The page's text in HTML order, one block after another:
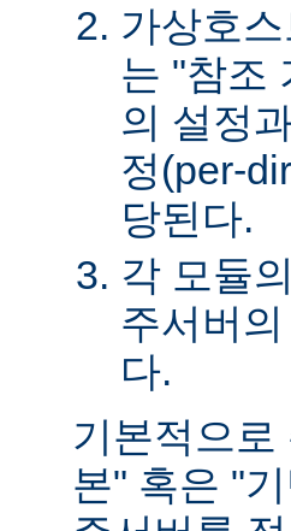
가상호
는 "참조
의 설정
정(per-
당된다.
각 모듈
주서버
다.
기본적으로
본" 혹은 "